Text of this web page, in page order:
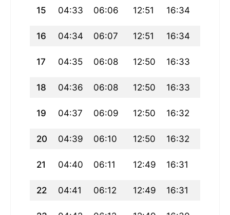
15 04:33 06:06 12:51 16:34
16 04:34 06:07 12:51 16:34
17 04:35 06:08 12:50 16:33
18 04:36 06:08 12:50 16:33
19 04:37 06:09 12:50 16:32
20 04:39 06:10 12:50 16:32
21 04:40 06:11 12:49 16:31
22 04:41 06:12 12:49 16:31